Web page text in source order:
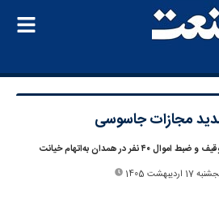
مجازات جاسوسی
و ضبط اموال ۴۰ نفر در همدان به‌اتهام خیانت
17 اردیبهشت 1405